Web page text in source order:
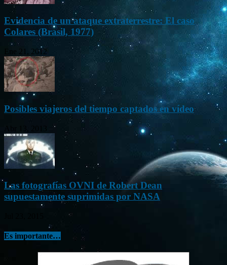
Evidencia de un ataque extraterrestre: El caso
Colares (Brasil, 1977)
Ene 21, 2012
Posibles viajeros del tiempo captados en vídeo
Las fotografías OVNI de Robert Dean
supuestamente suprimidas por NASA
Es importante…